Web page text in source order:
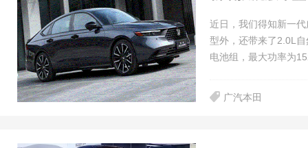
近日，我们得知新一
型外，还带来了2.0L
电池组，最大功率为
广汽本田